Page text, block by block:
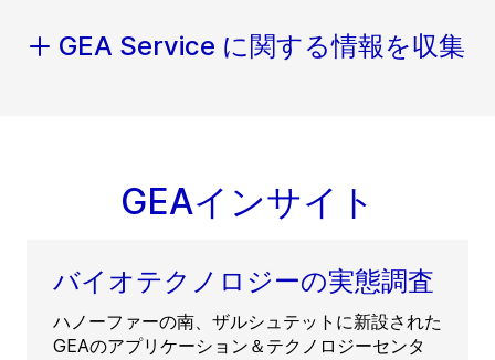
GEA Service に関する情報を収集
GEAインサイト
バイオテクノロジーの実態調査
ハノーファーの南、ザルシュテットに新設された
GEAのアプリケーション＆テクノロジーセンタ